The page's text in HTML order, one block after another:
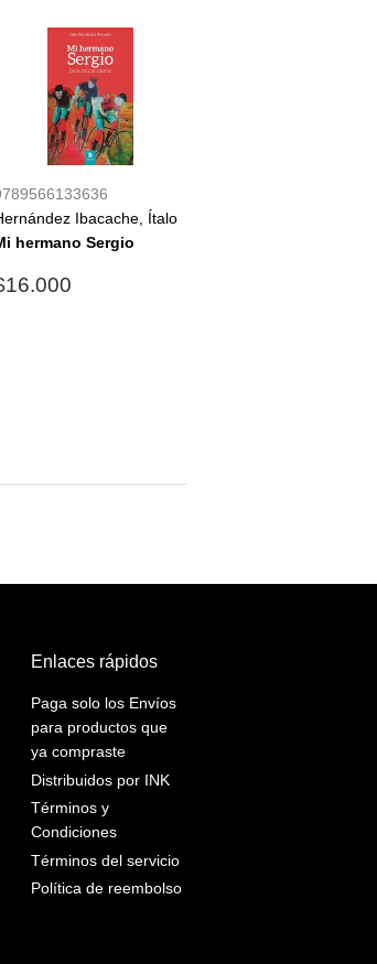
Ibacache, Ítalo
hermano Sergio
Enlaces rápidos
Paga solo los Envíos
para productos que
ya compraste
Distribuidos por INK
Términos y
Condiciones
Términos del servicio
Política de reembolso